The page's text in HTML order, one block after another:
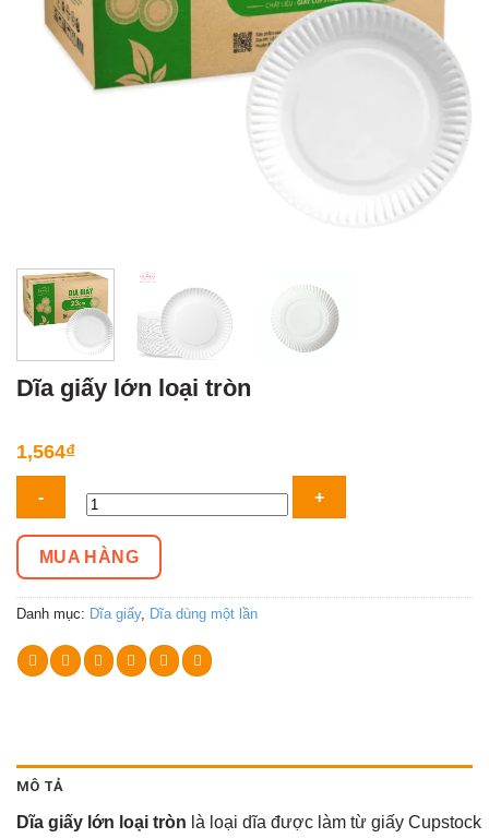
Dĩa giấy lớn loại tròn
1,564₫
giấy
lớn
tròn
số
lượng
MUA HÀNG
Danh mục: Dĩa giấy, Dĩa dùng một lần
MÔ TẢ
Dĩa giấy lớn loại tròn là loại dĩa được làm từ giấy Cupstock